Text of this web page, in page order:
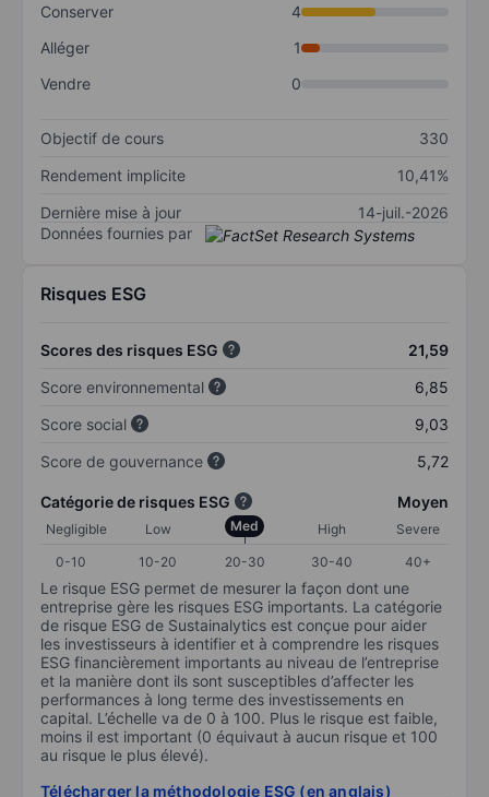
Conserver
4
Alléger
1
Vendre
0
Objectif de cours
330
Rendement implicite
10,41%
Dernière mise à jour
14-juil.-2026
Données fournies par
Risques ESG
Scores des risques ESG
21,59
Score environnemental
6,85
Score social
9,03
Score de gouvernance
5,72
Catégorie de risques ESG Moyen
Negligible Low Med High
Severe
0-10
10-20 20-30 30-40 40+
Le risque ESG permet de mesurer la façon dont une
entreprise gère les risques ESG importants. La catégorie
de risque ESG de Sustainalytics est conçue pour aider
les investisseurs à identifier et à comprendre les risques
ESG financièrement importants au niveau de l’entreprise
et la manière dont ils sont susceptibles d’affecter les
performances à long terme des investissements en
capital. L’échelle va de 0 à 100. Plus le risque est faible,
moins il est important (0 équivaut à aucun risque et 100
au risque le plus élevé).
Télécharger la méthodologie ESG (en anglais)